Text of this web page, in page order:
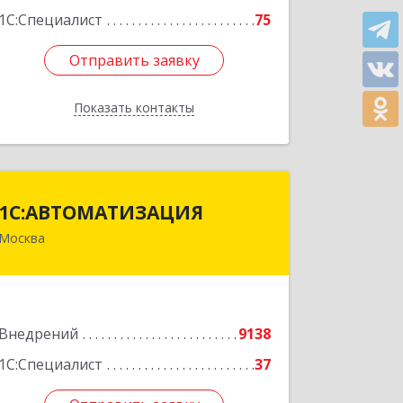
1С:Специалист
75
Отправить заявку
Показать контакты
Отправить заявку
Назад
1С:АВТОМАТИЗАЦИЯ
Москва
Внедрений
9138
1С:Специалист
37
111024, Москва г, Энтузиастов 1-я ул,